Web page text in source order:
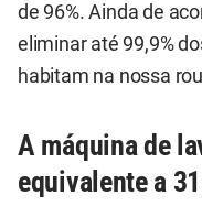
de 96%. Ainda de
eliminar até 99,9%
habitam na nossa
A máquina de
equivalente a